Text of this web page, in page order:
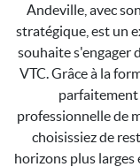
Andeville, avec
stratégique, est un
souhaite s'engager
VTC. Grâce à la
professionnelle de
choisissiez de
horizons plus larges